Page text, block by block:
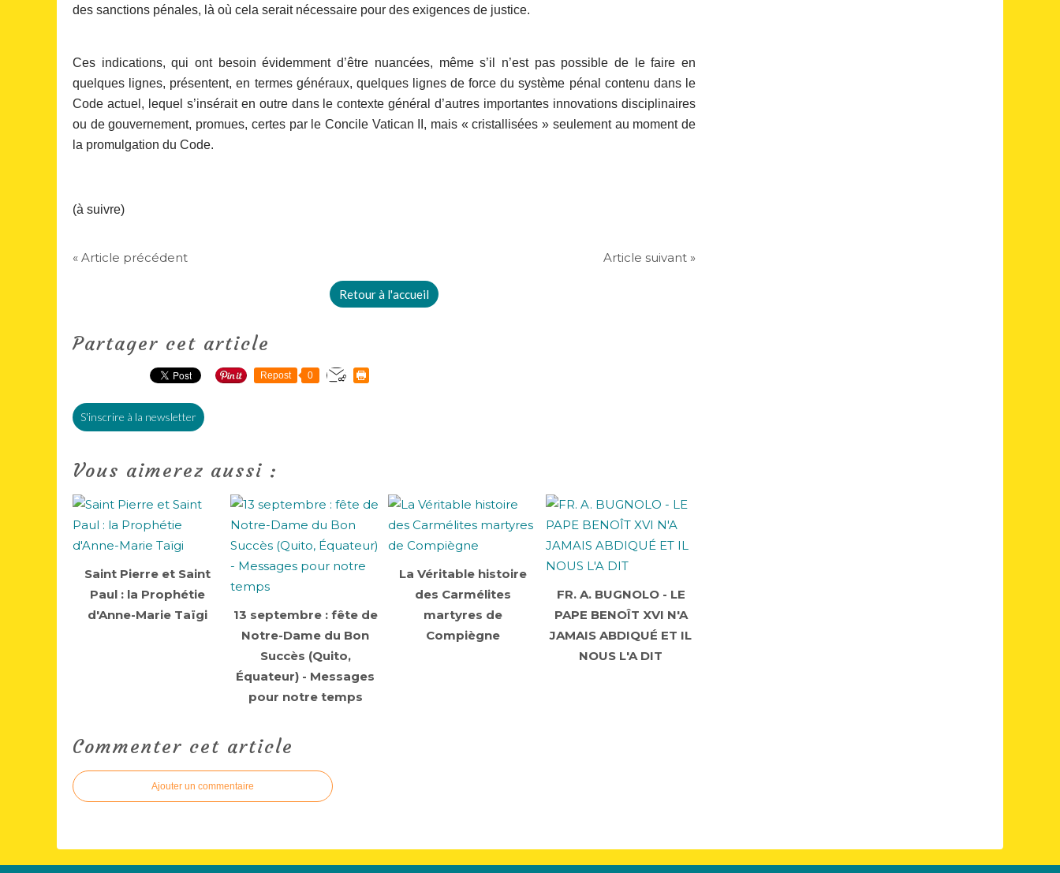
des sanctions pénales, là où cela serait nécessaire pour des exigences de justice.
Ces indications, qui ont besoin évidemment d’être nuancées, même s’il n’est pas possible de le faire en
quelques lignes, présentent, en termes généraux, quelques lignes de force du système pénal contenu dans le
Code actuel, lequel s’insérait en outre dans le contexte général d’autres importantes innovations disciplinaires
ou de gouvernement, promues, certes par le Concile Vatican II, mais « cristallisées » seulement au moment de
la promulgation du Code.
(à suivre)
« Article précédent Article suivant »
Retour à l'accueil
Partager cet article
Repost 0
S'inscrire à la newsletter
Vous aimerez aussi :
Saint Pierre et Saint
Paul : la Prophétie
d'Anne-Marie Taïgi
13 septembre : fête de
Notre-Dame du Bon
Succès (Quito,
Équateur) - Messages
pour notre temps
La Véritable histoire
des Carmélites
martyres de
Compiègne
FR. A. BUGNOLO - LE
PAPE BENOÎT XVI N'A
JAMAIS ABDIQUÉ ET IL
NOUS L'A DIT
Commenter cet article
Ajouter un commentaire